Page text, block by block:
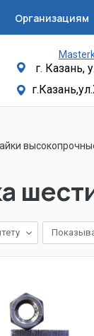
Организациям
г. Казань,